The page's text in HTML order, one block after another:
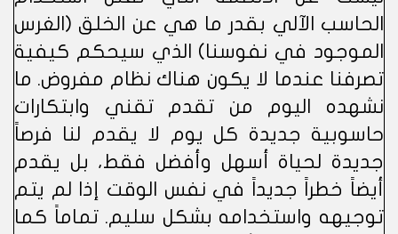
الحاسب الآلي بقدر ما هي عن الخلق (الغرس
الموجود في نفوسنا) الذي سيحكم كيفية
تصرفنا عندما لا يكون هناك نظام مفروض. ما
نشهده اليوم من تقدم تقني وابتكارات
حاسوبية جديدة كل يوم لا يقدم لنا فرصاً
جديدة لحياة أسهل وأفضل فقط، بل يقدم
أيضاً خطراً جديداً في نفس الوقت إذا لم يتم
توجيهه واستخدامه بشكل سليم. تماماً كما